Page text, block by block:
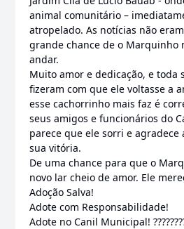
animal comunitário –
atropelado. As notícias não
grande chance de o Marquinho
andar.
Muito amor e dedicação, e toda
fizeram com que ele voltasse a
esse cachorrinho mais faz é
seus amigos e funcionários do
parece que ele sorri e
sua vitória.
De uma chance para que o
novo lar cheio de amor. Ele
Adoção Salva!
Adote com Responsabilidade!
Adote no Canil Municipal!